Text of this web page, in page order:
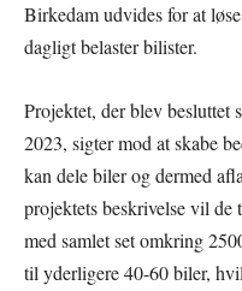
Birkedam udvides for at
dagligt belaster bilister.
Projektet, der blev besluttet
2023, sigter mod at skabe
kan dele biler og dermed
projektets beskrivelse vil de
med samlet set omkring
til yderligere 40-60 biler,